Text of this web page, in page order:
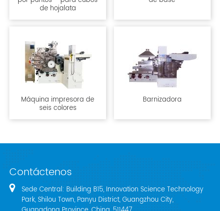
de hojalata
Máquina impresora de
seis colores
Barnizadora
Contáctenos
Sede Central: Building B15, Innovation Science Technology
Park, Shilou Town, Panyu District, Guangzhou City,